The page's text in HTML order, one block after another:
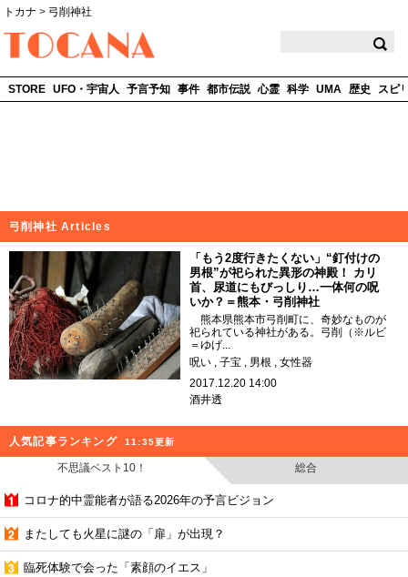
トカナ > 弓削神社
STORE UFO・宇宙人 予言予知 事件 都市伝説 心霊 科学 UMA 歴史 スピ
弓削神社 Articles
「もう2度行きたくない」“釘付けの
男根”が祀られた異形の神殿！ カリ
首、尿道にもびっしり…一体何の呪
いか？＝熊本・弓削神社
熊本県熊本市弓削町に、奇妙なものが
祀られている神社がある。弓削（※ルビ
＝ゆげ...
呪い
子宝 男根
女性器
2017.12.20 14:00
酒井透
人気記事ランキング 11:35更新
不思議ベスト10！ 総合
コロナ的中霊能者が語る2026年の予言ビジョン
またしても火星に謎の「扉」が出現？
臨死体験で会った「素顔のイエス」